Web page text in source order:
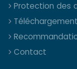
Protection des
Contact